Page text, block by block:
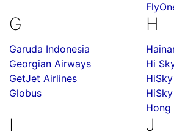
G
Garuda Indonesia
Georgian Airways
GetJet Airlines
Globus
H
Hi
HiSky
Hong
I J